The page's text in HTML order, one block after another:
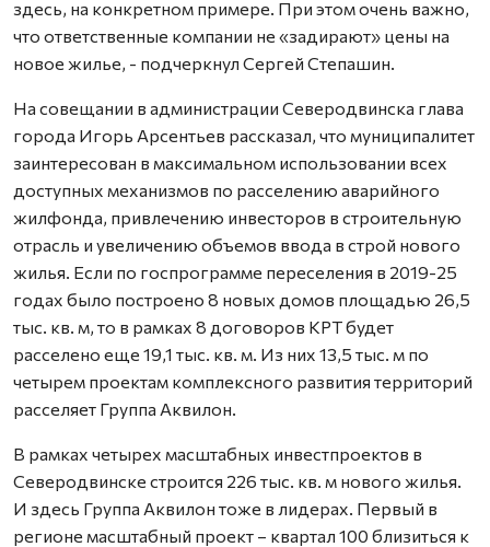
здесь, на конкретном примере. При этом очень важно,
что ответственные компании не «задирают» цены на
новое жилье, - подчеркнул Сергей Степашин.
На совещании в администрации Северодвинска глава
города Игорь Арсентьев рассказал, что муниципалитет
заинтересован в максимальном использовании всех
доступных механизмов по расселению аварийного
жилфонда, привлечению инвесторов в строительную
отрасль и увеличению объемов ввода в строй нового
жилья. Если по госпрограмме переселения в 2019-25
годах было построено 8 новых домов площадью 26,5
тыс. кв. м, то в рамках 8 договоров КРТ будет
расселено еще 19,1 тыс. кв. м. Из них 13,5 тыс. м по
четырем проектам комплексного развития территорий
расселяет Группа Аквилон.
В рамках четырех масштабных инвестпроектов в
Северодвинске строится 226 тыс. кв. м нового жилья.
И здесь Группа Аквилон тоже в лидерах. Первый в
регионе масштабный проект – квартал 100 близиться к